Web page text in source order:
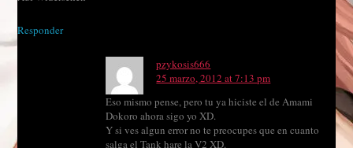
Responder
pzykosis666
25 marzo, 2012 at 7:13 pm
Eso mismo pense, pero tu ya hiciste el de Amami
Dokoro ahora sigo yo XD.
Y si ves algun error no te preocupes que en cuanto
salga el Tank hare la V2 XD.